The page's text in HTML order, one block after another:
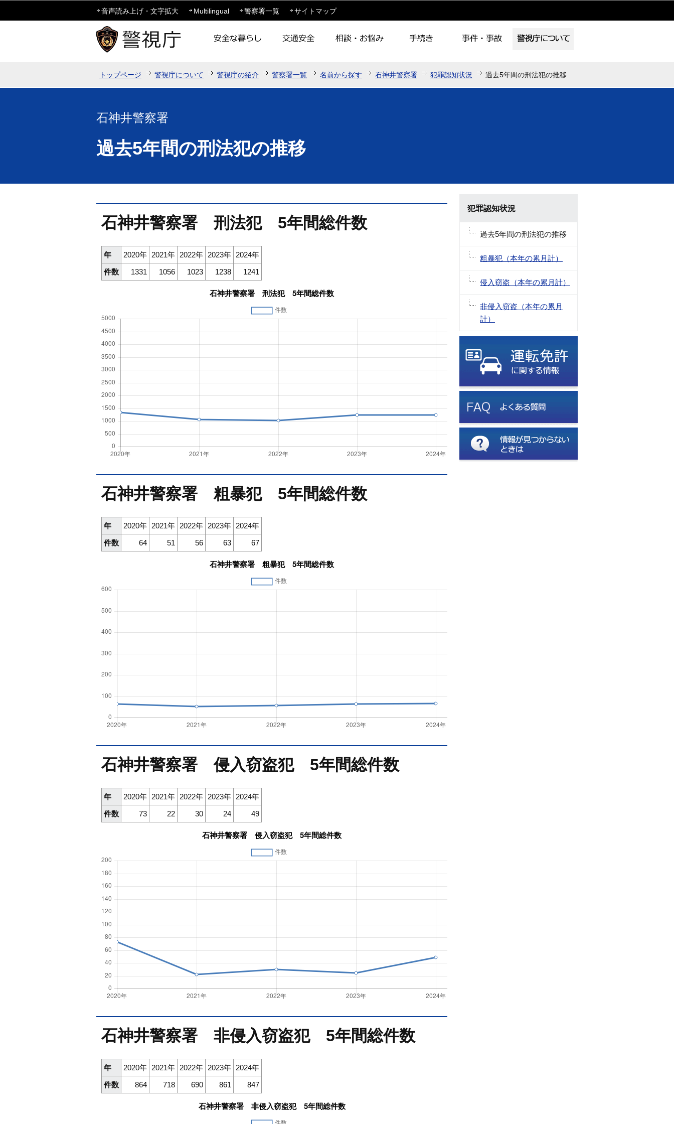
このページの本文へ移動
音声読み上げ・文字拡大 Multilingual 警察署一覧 サイトマップ
トップページ 警視庁について 警視庁の紹介 警察署一覧 名前から探す 石神井警察署 犯罪認知状況 過去5年間の刑法犯の推移
石神井警察署
過去5年間の刑法犯の推移
石神井警察署 刑法犯 5年間総件数
年 2020年 2021年 2022年 2023年 2024年
件数
1331 1056 1023 1238 1241
石神井警察署 粗暴犯 5年間総件数
年 2020年 2021年 2022年 2023年 2024年
件数
64 51 56 63 67
石神井警察署 侵入窃盗犯 5年間総件数
年 2020年 2021年 2022年 2023年 2024年
件数
73 22 30 24 49
石神井警察署 非侵入窃盗犯 5年間総件数
年 2020年 2021年 2022年 2023年 2024年
件数
864 718 690 861 847
犯罪認知状況
過去5年間の刑法犯の推移
粗暴犯（本年の累月計）
侵入窃盗（本年の累月計）
非侵入窃盗（本年の累月
計）